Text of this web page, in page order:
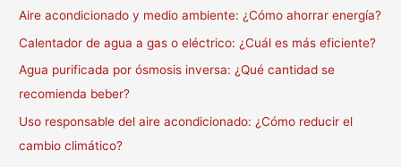
Aire acondicionado y medio ambiente: ¿Cómo ahorrar energía?
Calentador de agua a gas o eléctrico: ¿Cuál es más eficiente?
Agua purificada por ósmosis inversa: ¿Qué cantidad se
recomienda beber?
Uso responsable del aire acondicionado: ¿Cómo reducir el
cambio climático?